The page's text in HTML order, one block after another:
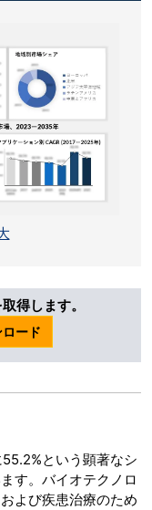
得します。
ード
という顕著なシ
す。バイオテクノロ
よび疾患治療のため